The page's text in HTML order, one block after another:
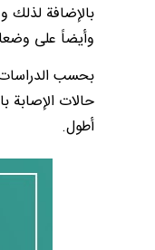
بالإضافة لذلك
وأيضاً على
بحسب الدراسات
حالات الإصابة
أطول.